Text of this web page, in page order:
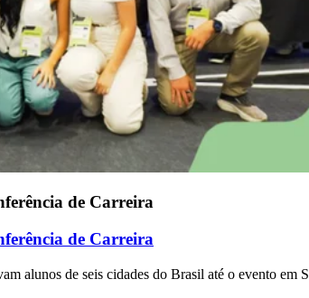
de Carreira
de Carreira
alunos de seis cidades do Brasil até o evento em